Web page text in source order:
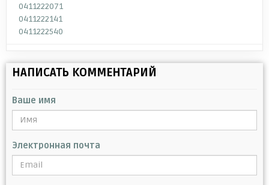
0411222071
0411222141
0411222540
НАПИСАТЬ КОММЕНТАРИЙ
Ваше имя
Электронная почта